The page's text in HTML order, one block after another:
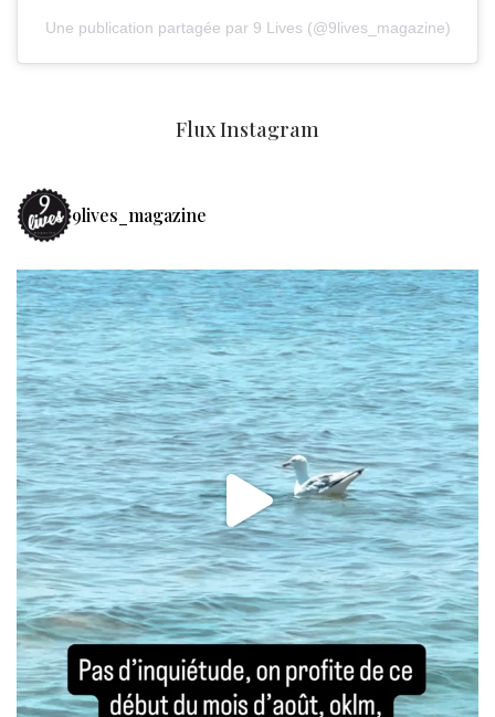
Une publication partagée par 9 Lives (@9lives_magazine)
Flux Instagram
9lives_magazine